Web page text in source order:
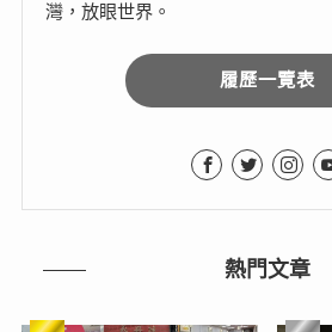
灣，放眼世界。
履歷一覽表
熱門文章